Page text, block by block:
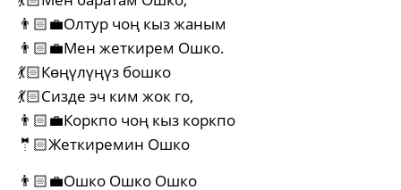
👨🏻‍💼Олтур чоң кыз жаным
👨🏻‍💼Мен жеткирем Ошко.
💃🏻Көңүлүңүз бошко
💃🏻Сизде эч ким жок го,
👨🏻‍💼Коркпо чоң кыз коркпо
🤵🏻Жеткиремин Ошко
👨🏻‍💼Ошко Ошко Ошко